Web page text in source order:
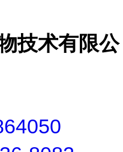
技术有限公